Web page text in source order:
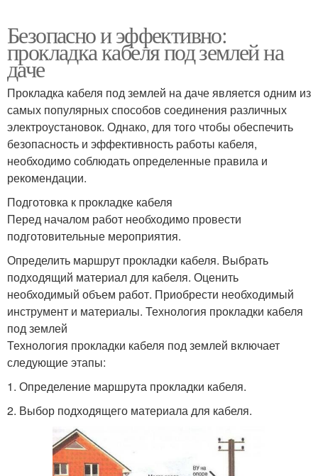
Безопасно и эффективно:
прокладка кабеля под землей на
даче
Прокладка кабеля под землей на даче является одним из
самых популярных способов соединения различных
электроустановок. Однако, для того чтобы обеспечить
безопасность и эффективность работы кабеля,
необходимо соблюдать определенные правила и
рекомендации.
Подготовка к прокладке кабеля
Перед началом работ необходимо провести
подготовительные мероприятия.
Определить маршрут прокладки кабеля. Выбрать
подходящий материал для кабеля. Оценить
необходимый объем работ. Приобрести необходимый
инструмент и материалы. Технология прокладки кабеля
под землей
Технология прокладки кабеля под землей включает
следующие этапы:
1. Определение маршрута прокладки кабеля.
2. Выбор подходящего материала для кабеля.